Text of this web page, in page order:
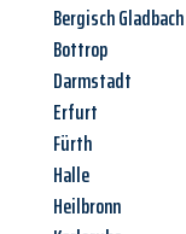
Bergisch Gladbach
Bottrop
Darmstadt
Erfurt
Fürth
Halle
Heilbronn